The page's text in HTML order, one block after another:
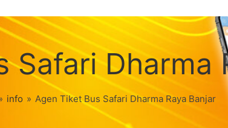
Safari Dharma
info » Agen Tiket Bus Safari Dharma Raya Banjar